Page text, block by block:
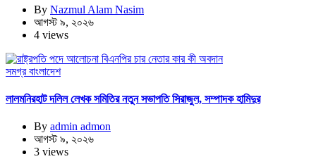
By Nazmul Alam Nasim
আগস্ট ৯, ২০২৬
4 views
সমগ্র বাংলাদেশ
লালমনিরহাট দলিল লেখক সমিতির নতুন সভাপতি সিরাজুল, সম্পাদক হামিদুর
By admin admon
আগস্ট ৯, ২০২৬
3 views